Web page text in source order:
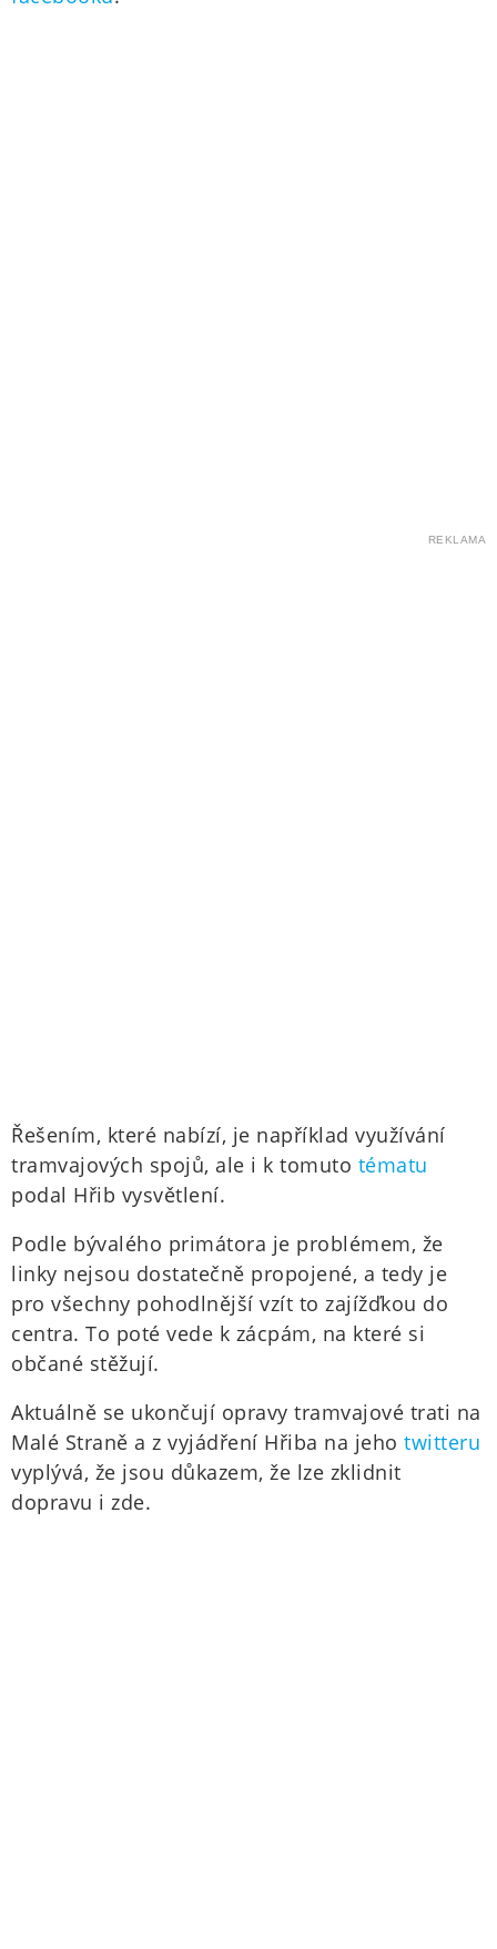
REKLAMA
Řešením, které nabízí, je například využívání
tramvajových spojů, ale i k tomuto tématu
podal Hřib vysvětlení.
Podle bývalého primátora je problémem, že
linky nejsou dostatečně propojené, a tedy je
pro všechny pohodlnější vzít to zajížďkou do
centra. To poté vede k zácpám, na které si
občané stěžují.
Aktuálně se ukončují opravy tramvajové trati na
Malé Straně a z vyjádření Hřiba na jeho twitteru
vyplývá, že jsou důkazem, že lze zklidnit
dopravu i zde.